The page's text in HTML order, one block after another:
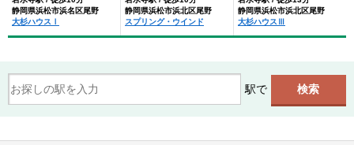
静岡県浜松市浜名区尾野
大杉ハウスⅠ
静岡県浜松市浜北区尾野
スプリング・ウインド
静岡県浜松市浜北区尾野
大杉ハウスⅢ
駅で